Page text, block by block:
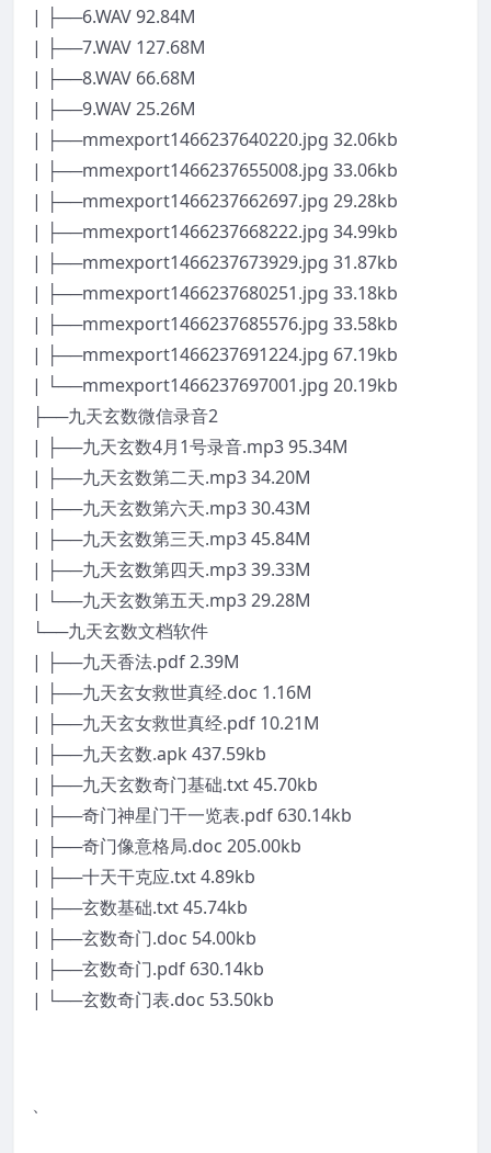
| ├──6.WAV 92.84M
| ├──7.WAV 127.68M
| ├──8.WAV 66.68M
| ├──9.WAV 25.26M
| ├──mmexport1466237640220.jpg 32.06kb
| ├──mmexport1466237655008.jpg 33.06kb
| ├──mmexport1466237662697.jpg 29.28kb
| ├──mmexport1466237668222.jpg 34.99kb
| ├──mmexport1466237673929.jpg 31.87kb
| ├──mmexport1466237680251.jpg 33.18kb
| ├──mmexport1466237685576.jpg 33.58kb
| ├──mmexport1466237691224.jpg 67.19kb
| └──mmexport1466237697001.jpg 20.19kb
├──九天玄数微信录音2
| ├──九天玄数4月1号录音.mp3 95.34M
| ├──九天玄数第二天.mp3 34.20M
| ├──九天玄数第六天.mp3 30.43M
| ├──九天玄数第三天.mp3 45.84M
| ├──九天玄数第四天.mp3 39.33M
| └──九天玄数第五天.mp3 29.28M
└──九天玄数文档软件
| ├──九天香法.pdf 2.39M
| ├──九天玄女救世真经.doc 1.16M
| ├──九天玄女救世真经.pdf 10.21M
| ├──九天玄数.apk 437.59kb
| ├──九天玄数奇门基础.txt 45.70kb
| ├──奇门神星门干一览表.pdf 630.14kb
| ├──奇门像意格局.doc 205.00kb
| ├──十天干克应.txt 4.89kb
| ├──玄数基础.txt 45.74kb
| ├──玄数奇门.doc 54.00kb
| ├──玄数奇门.pdf 630.14kb
| └──玄数奇门表.doc 53.50kb
、